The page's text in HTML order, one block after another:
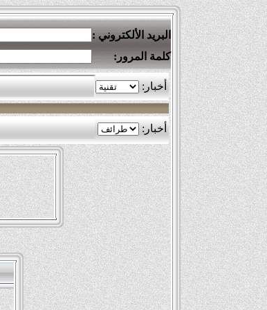
البريد الألكتروني :
كلمة المرور: